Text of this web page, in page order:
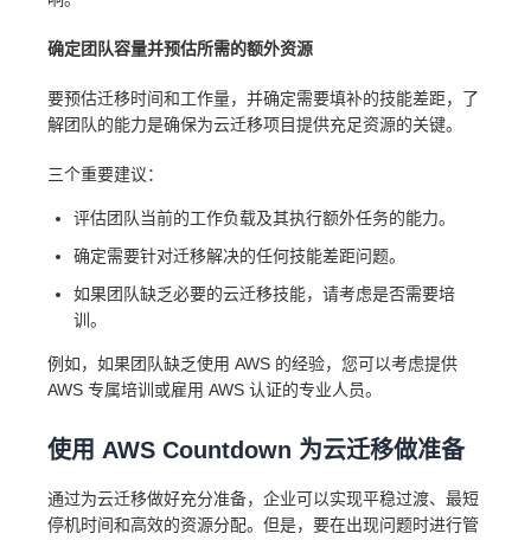
确定团队容量并预估所需的额外资源
要预估迁移时间和工作量，并确定需要填补的技能差距，了
解团队的能力是确保为云迁移项目提供充足资源的关键。
三个重要建议：
评估团队当前的工作负载及其执行额外任务的能力。
确定需要针对迁移解决的任何技能差距问题。
如果团队缺乏必要的云迁移技能，请考虑是否需要培
训。
例如，如果团队缺乏使用 AWS 的经验，您可以考虑提供
AWS 专属培训或雇用 AWS 认证的专业人员。
使用 AWS Countdown 为云迁移做准备
通过为云迁移做好充分准备，企业可以实现平稳过渡、最短
停机时间和高效的资源分配。但是，要在出现问题时进行管